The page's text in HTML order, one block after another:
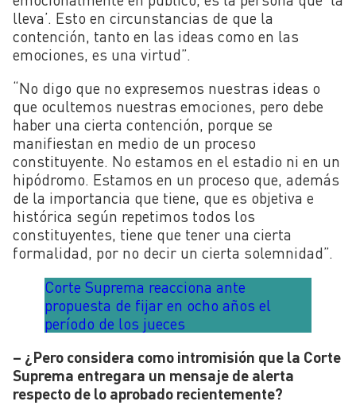
lleva’. Esto en circunstancias de que la
contención, tanto en las ideas como en las
emociones, es una virtud”.
“No digo que no expresemos nuestras ideas o
que ocultemos nuestras emociones, pero debe
haber una cierta contención, porque se
manifiestan en medio de un proceso
constituyente. No estamos en el estadio ni en un
hipódromo. Estamos en un proceso que, además
de la importancia que tiene, que es objetiva e
histórica según repetimos todos los
constituyentes, tiene que tener una cierta
formalidad, por no decir un cierta solemnidad”.
Corte Suprema reacciona ante
propuesta de fijar en ocho años el
período de los jueces
– ¿Pero considera como intromisión que la Corte
Suprema entregara un mensaje de alerta
respecto de lo aprobado recientemente?